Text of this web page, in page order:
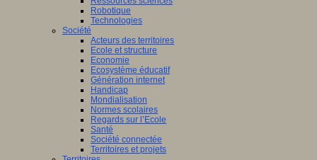
Robotique
Technologies
Société
Acteurs des territoires
Ecole et structure
Economie
Ecosystème éducatif
Génération internet
Handicap
Mondialisation
Normes scolaires
Regards sur l’Ecole
Santé
Société connectée
Territoires et projets